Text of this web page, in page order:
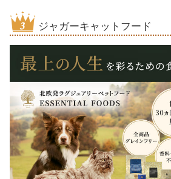
ジャガーキャットフード